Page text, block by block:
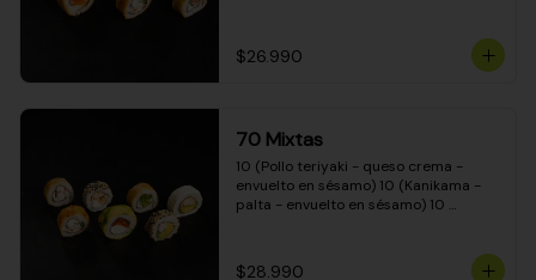
crema - cebollín) 10 (Carne - queso
crema - cebollín)
$26.990
70 Mixtas
10 (Pollo teriyaki - queso crema -
envuelto en sésamo) 10 (Kanikama -
palta - envuelto en sésamo) 10
- envuelto en queso crema) 10
$28.990